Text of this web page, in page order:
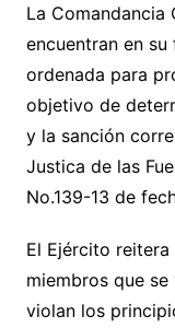
La Comandancia
encuentran en
ordenada para
objetivo de
y la sanción
Justica de las
No.139-13 de
El Ejército
miembros que
violan los